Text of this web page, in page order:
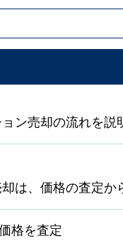
ン売却の流れを説
は、価格の査定か
格を査定